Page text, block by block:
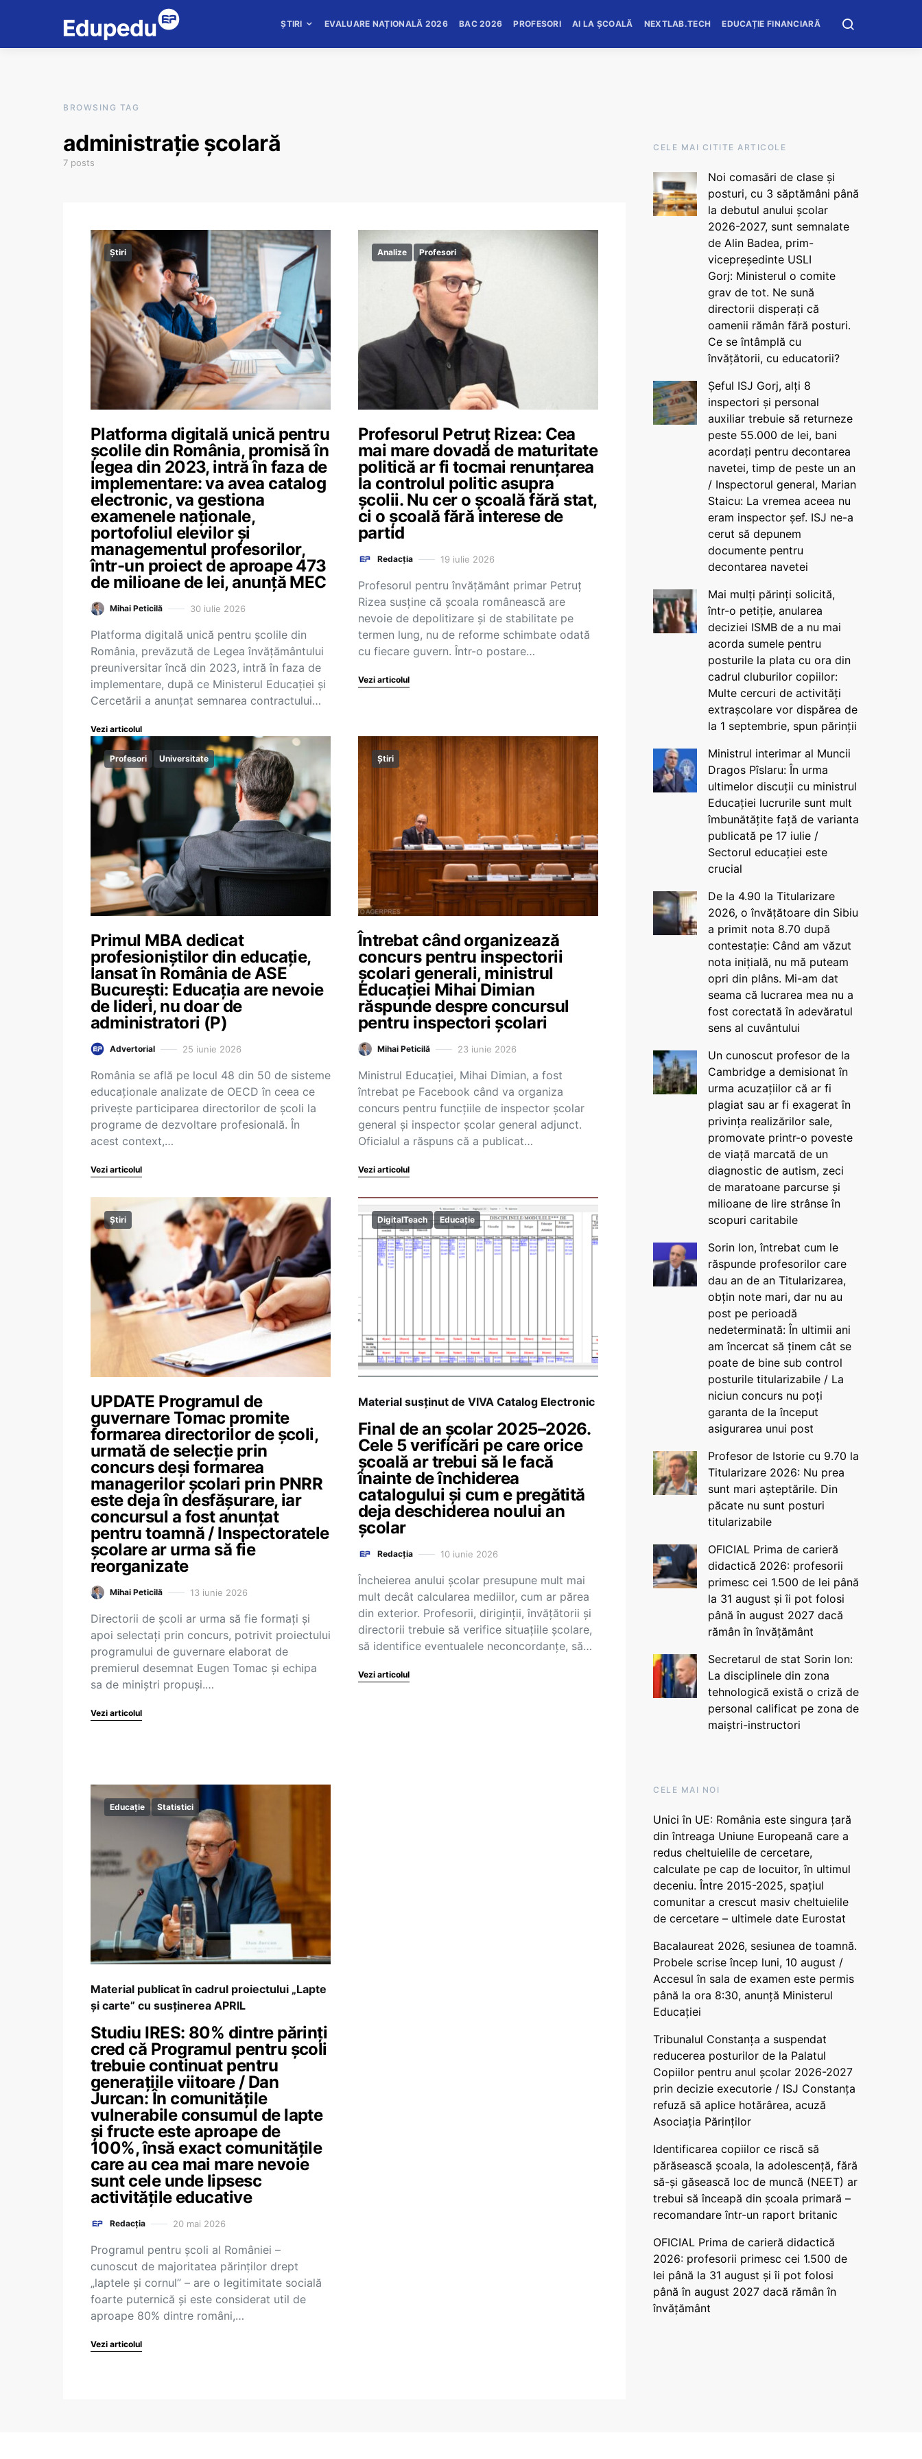
ȘTIRI EVALUARE NAȚIONALĂ 2026 BAC 2026 PROFESORI AI LA ȘCOALĂ NEXTLAB.TECH EDUCAȚIE FINANCIARĂ
BROWSING TAG
administrație școlară
7 posts
Știri
Platforma digitală unică pentru
școlile din România, promisă în
legea din 2023, intră în faza de
implementare: va avea catalog
electronic, va gestiona
examenele naționale,
portofoliul elevilor și
managementul profesorilor,
într-un proiect de aproape 473
de milioane de lei, anunță MEC
Mihai Peticilă 30 iulie 2026
Platforma digitală unică pentru școlile din
România, prevăzută de Legea învățământului
preuniversitar încă din 2023, intră în faza de
implementare, după ce Ministerul Educației și
Cercetării a anunțat semnarea contractului…
Vezi articolul
Analize Profesori
Profesorul Petruț Rizea: Cea
mai mare dovadă de maturitate
politică ar fi tocmai renunțarea
la controlul politic asupra
școlii. Nu cer o școală fără stat,
ci o școală fără interese de
partid
Redacția 19 iulie 2026
Profesorul pentru învățământ primar Petruț
Rizea susține că școala românească are
nevoie de depolitizare și de stabilitate pe
termen lung, nu de reforme schimbate odată
cu fiecare guvern. Într-o postare…
Vezi articolul
Profesori Universitate
Primul MBA dedicat
profesioniștilor din educație,
lansat în România de ASE
București: Educația are nevoie
de lideri, nu doar de
administratori (P)
Advertorial 25 iunie 2026
România se află pe locul 48 din 50 de sisteme
educaționale analizate de OECD în ceea ce
privește participarea directorilor de școli la
programe de dezvoltare profesională. În
acest context,…
Vezi articolul
Știri
Întrebat când organizează
concurs pentru inspectorii
școlari generali, ministrul
Educației Mihai Dimian
răspunde despre concursul
pentru inspectori școlari
Mihai Peticilă 23 iunie 2026
Ministrul Educației, Mihai Dimian, a fost
întrebat pe Facebook când va organiza
concurs pentru funcțiile de inspector școlar
general și inspector școlar general adjunct.
Oficialul a răspuns că a publicat…
Vezi articolul
Știri
UPDATE Programul de
guvernare Tomac promite
formarea directorilor de școli,
urmată de selecție prin
concurs deși formarea
managerilor școlari prin PNRR
este deja în desfășurare, iar
concursul a fost anunțat
pentru toamnă / Inspectoratele
școlare ar urma să fie
reorganizate
Mihai Peticilă 13 iunie 2026
Directorii de școli ar urma să fie formați și
apoi selectați prin concurs, potrivit proiectului
programului de guvernare elaborat de
premierul desemnat Eugen Tomac și echipa
sa de miniștri propuși.…
Vezi articolul
DigitalTeach Educație
Material susținut de VIVA Catalog Electronic
Final de an școlar 2025–2026.
Cele 5 verificări pe care orice
școală ar trebui să le facă
înainte de închiderea
catalogului și cum e pregătită
deja deschiderea noului an
școlar
Redacția 10 iunie 2026
Încheierea anului școlar presupune mult mai
mult decât calcularea mediilor, cum ar părea
din exterior. Profesorii, diriginții, învățătorii și
directorii trebuie să verifice situațiile școlare,
să identifice eventualele neconcordanțe, să…
Vezi articolul
Educație Statistici
Material publicat în cadrul proiectului „Lapte
și carte” cu susținerea APRIL
Studiu IRES: 80% dintre părinți
cred că Programul pentru școli
trebuie continuat pentru
generațiile viitoare / Dan
Jurcan: În comunitățile
vulnerabile consumul de lapte
și fructe este aproape de
100%, însă exact comunitățile
care au cea mai mare nevoie
sunt cele unde lipsesc
activitățile educative
Redacția 20 mai 2026
Programul pentru școli al României –
cunoscut de majoritatea părinților drept
„laptele și cornul” – are o legitimitate socială
foarte puternică și este considerat util de
aproape 80% dintre români,…
Vezi articolul
CELE MAI CITITE ARTICOLE
Noi comasări de clase și
posturi, cu 3 săptămâni până
la debutul anului școlar
2026-2027, sunt semnalate
de Alin Badea, prim-
vicepreședinte USLI
Gorj: Ministerul o comite
grav de tot. Ne sună
directorii disperați că
oamenii rămân fără posturi.
Ce se întâmplă cu
învățătorii, cu educatorii?
Șeful ISJ Gorj, alți 8
inspectori și personal
auxiliar trebuie să returneze
peste 55.000 de lei, bani
acordați pentru decontarea
navetei, timp de peste un an
/ Inspectorul general, Marian
Staicu: La vremea aceea nu
eram inspector șef. ISJ ne-a
cerut să depunem
documente pentru
decontarea navetei
Mai mulți părinți solicită,
într-o petiție, anularea
deciziei ISMB de a nu mai
acorda sumele pentru
posturile la plata cu ora din
cadrul cluburilor copiilor:
Multe cercuri de activități
extrașcolare vor dispărea de
la 1 septembrie, spun părinții
Ministrul interimar al Muncii
Dragos Pîslaru: În urma
ultimelor discuții cu ministrul
Educației lucrurile sunt mult
îmbunătățite față de varianta
publicată pe 17 iulie /
Sectorul educației este
crucial
De la 4.90 la Titularizare
2026, o învățătoare din Sibiu
a primit nota 8.70 după
contestație: Când am văzut
nota inițială, nu mă puteam
opri din plâns. Mi-am dat
seama că lucrarea mea nu a
fost corectată în adevăratul
sens al cuvântului
Un cunoscut profesor de la
Cambridge a demisionat în
urma acuzațiilor că ar fi
plagiat sau ar fi exagerat în
privința realizărilor sale,
promovate printr-o poveste
de viață marcată de un
diagnostic de autism, zeci
de maratoane parcurse și
milioane de lire strânse în
scopuri caritabile
Sorin Ion, întrebat cum le
răspunde profesorilor care
dau an de an Titularizarea,
obțin note mari, dar nu au
post pe perioadă
nedeterminată: În ultimii ani
am încercat să ținem cât se
poate de bine sub control
posturile titularizabile / La
niciun concurs nu poți
garanta de la început
asigurarea unui post
Profesor de Istorie cu 9.70 la
Titularizare 2026: Nu prea
sunt mari așteptările. Din
păcate nu sunt posturi
titularizabile
OFICIAL Prima de carieră
didactică 2026: profesorii
primesc cei 1.500 de lei până
la 31 august și îi pot folosi
până în august 2027 dacă
rămân în învățământ
Secretarul de stat Sorin Ion:
La disciplinele din zona
tehnologică există o criză de
personal calificat pe zona de
maiștri-instructori
CELE MAI NOI
Unici în UE: România este singura țară
din întreaga Uniune Europeană care a
redus cheltuielile de cercetare,
calculate pe cap de locuitor, în ultimul
deceniu. Între 2015-2025, spațiul
comunitar a crescut masiv cheltuielile
de cercetare – ultimele date Eurostat
Bacalaureat 2026, sesiunea de toamnă.
Probele scrise încep luni, 10 august /
Accesul în sala de examen este permis
până la ora 8:30, anunță Ministerul
Educației
Tribunalul Constanța a suspendat
reducerea posturilor de la Palatul
Copiilor pentru anul școlar 2026-2027
prin decizie executorie / ISJ Constanța
refuză să aplice hotărârea, acuză
Asociația Părinților
Identificarea copiilor ce riscă să
părăsească școala, la adolescență, fără
să-și găsească loc de muncă (NEET) ar
trebui să înceapă din școala primară –
recomandare într-un raport britanic
OFICIAL Prima de carieră didactică
2026: profesorii primesc cei 1.500 de
lei până la 31 august și îi pot folosi
până în august 2027 dacă rămân în
învățământ